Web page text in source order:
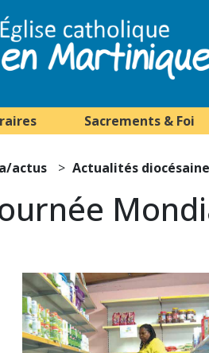
Sacrements & Foi
actus Actualités